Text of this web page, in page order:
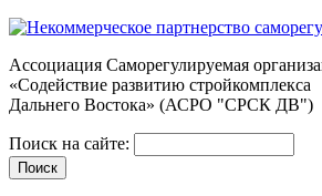
Ассоциация Cаморегулируемая
«Содействие развитию стройкомплекса
Дальнего Востока» (АСРО "СРСК ДВ")
Поиск на сайте: